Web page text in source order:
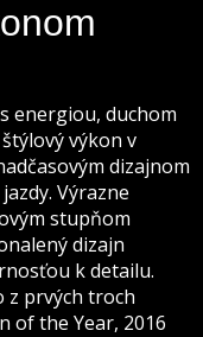
energiou, duchom
výkon v
dizajnom
Výrazne
stupňom
dizajn
k detailu.
z prvých troch
of the Year, 2016